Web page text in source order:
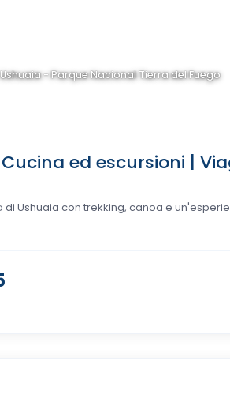
- Parque Nacional Tierra del Fuego
ed escursioni |
di Ushuaia con trekking, canoa e